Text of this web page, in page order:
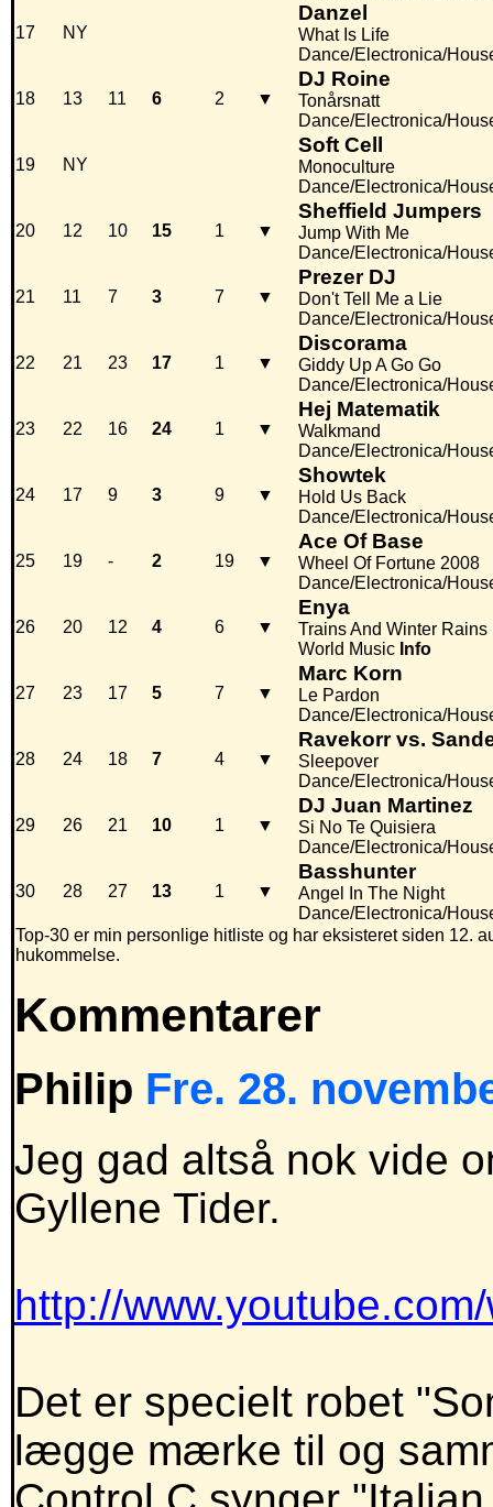
17 NY
Danzel
What Is Life
Dance/Electronica/
18 13 11 6 2 ▼
DJ Roine
Tonårsnatt
Dance/Electronica/
19 NY
Soft Cell
Monoculture
Dance/Electronica/
20 12 10 15 1 ▼
Sheffield Jumpers
Jump With Me
Dance/Electronica/
21 11 7 3 7 ▼
Prezer DJ
Don't Tell Me a Lie
Dance/Electronica/
22 21 23 17 1 ▼
Discorama
Giddy Up A Go Go
Dance/Electronica/
23 22 16 24 1 ▼
Hej Matematik
Walkmand
Dance/Electronica/
24 17 9 3 9 ▼
Showtek
Hold Us Back
Dance/Electronica/
25 19 - 2 19 ▼
Ace Of Base
Wheel Of Fortune 2008
Dance/Electronica/
26 20 12 4 6 ▼
Enya
Trains And Winter Rains
World Music Info
27 23 17 5 7 ▼
Marc Korn
Le Pardon
Dance/Electronica/
28 24 18 7 4 ▼
Ravekorr vs.
Sleepover
Dance/Electronica/
29 26 21 10 1 ▼
DJ Juan Martinez
Si No Te Quisiera
Dance/Electronica/
30 28 27 13 1 ▼
Basshunter
Angel In The Night
Dance/Electronica/
Top-30 er min personlige hitliste og har eksisteret siden 12.
hukommelse.
Kommentarer
Philip Fre. 28.
Jeg gad altså nok vide
Gyllene Tider.
http://
Det er specielt robet
lægge mærke til og